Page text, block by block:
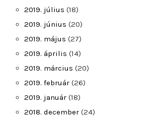
2019. július (18)
2019. június (20)
2019. május (27)
2019. április (14)
2019. március (20)
2019. február (26)
2019. január (18)
2018. december (24)